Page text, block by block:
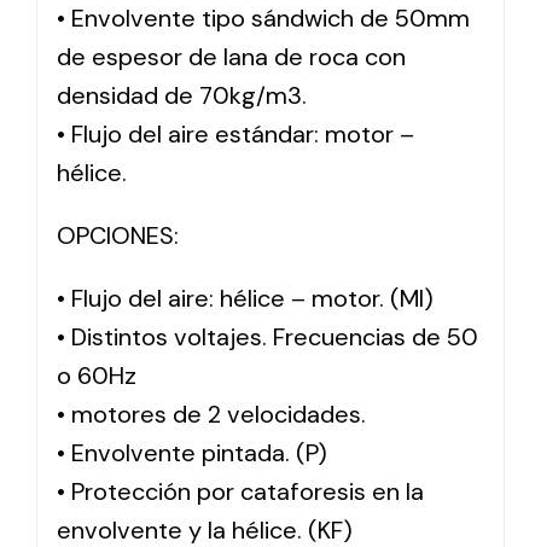
• Envolvente tipo sándwich de 50mm
de espesor de lana de roca con
densidad de 70kg/m3.
• Flujo del aire estándar: motor –
hélice.
OPCIONES:
• Flujo del aire: hélice – motor. (MI)
• Distintos voltajes. Frecuencias de 50
o 60Hz
• motores de 2 velocidades.
• Envolvente pintada. (P)
• Protección por cataforesis en la
envolvente y la hélice. (KF)